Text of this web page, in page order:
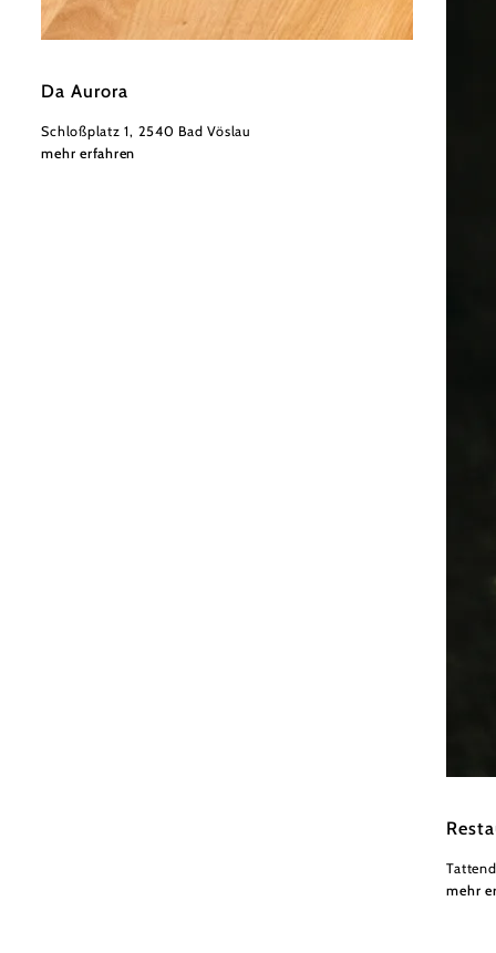
Da Aurora
Schloßplatz 1, 2540 Bad Vöslau
mehr erfahren
mehr